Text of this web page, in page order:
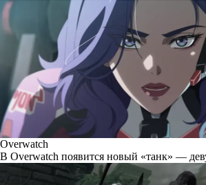
Overwatch
В Overwatch появится новый «танк» —